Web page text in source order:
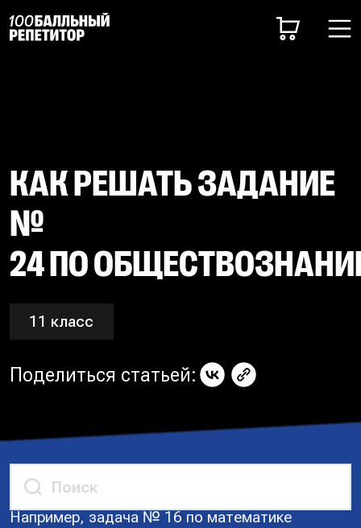
КАК РЕШАТЬ ЗАДАНИЕ
№
24 ПО
11 класс
Поделиться статьей:
Например, задача № 16 по математике